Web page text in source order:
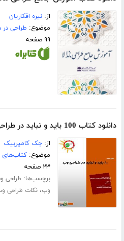
از:نیره افکاریان
موضوع: طراحی در
۹۹ صفحه
دانلود کتاب 100 باید و نباید در طراحی وب
از:جک کامپربیک
موضوع:
۲۳ صفحه
برچسب‌ها: طراحی
وب،نکات طراحی